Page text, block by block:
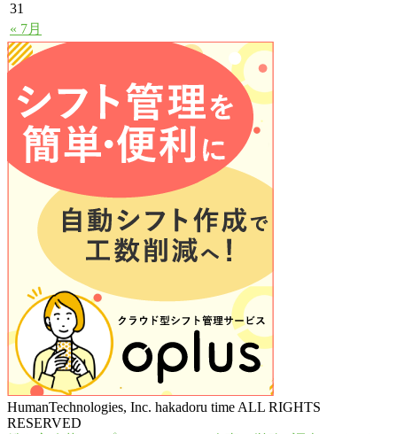
« 7月
31
HumanTechnologies, Inc. hakadoru time ALL RIGHTS
RESERVED